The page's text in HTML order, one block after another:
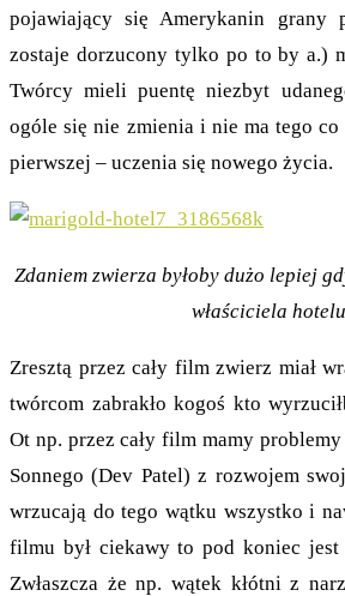
pojawiający się Amerykanin grany
zostaje dorzucony tylko po to by a.)
Twórcy mieli puentę niezbyt
ogóle się nie zmienia i nie ma tego co
pierwszej – uczenia się nowego życia.
Zdaniem zwierza byłoby dużo lepiej
właściciela hotelu
Zresztą przez cały film zwierz miał
twórcom zabrakło kogoś kto
Ot np. przez cały film mamy problemy
Sonnego (Dev Patel) z rozwojem
wrzucają do tego wątku wszystko i
filmu był ciekawy to pod koniec
Zwłaszcza że np. wątek kłótni z